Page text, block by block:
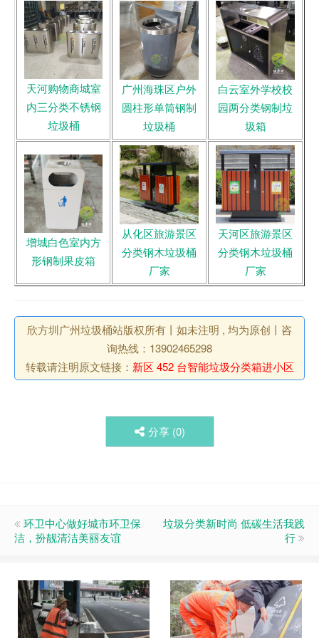
天河购物商城室
内三分类不锈钢
垃圾桶
广州海珠区户外
圆柱形单筒钢制
垃圾桶
白云室外学校校
园两分类钢制垃
圾箱
增城白色室内方
形钢制果皮箱
从化区旅游景区
分类钢木垃圾桶
厂家
天河区旅游景区
分类钢木垃圾桶
厂家
欣方圳广州垃圾桶站版权所有丨如未注明 , 均为原创丨咨
询热线：13902465298
转载请注明原文链接： 新区 452 台智能垃圾分类箱进小区
分享 (0)
环卫中心做好城市环卫保
洁，扮靓清洁美丽友谊
垃圾分类新时尚 低碳生活我践
行